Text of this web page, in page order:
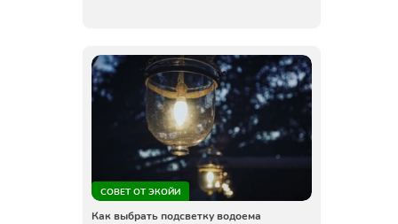
СОВЕТ ОТ ЭКОЙИ
Как выбрать подсветку водоема